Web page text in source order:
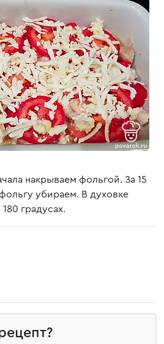
накрываем фольгой. За 15
убираем. В духовке
градусах.